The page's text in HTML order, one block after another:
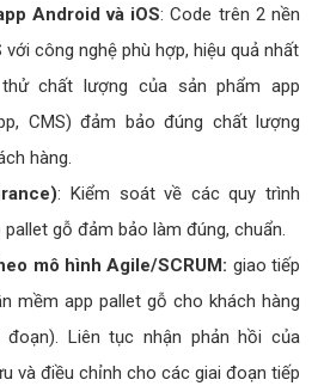
Android và iOS: Code trên 2 nền
với công nghệ phù hợp, hiệu quả nhất
chất lượng của sản phẩm app
CMS) đảm bảo đúng chất lượng
hàng.
: Kiểm soát về các quy trình
gỗ đảm bảo làm đúng, chuẩn.
mô hình Agile/SCRUM: giao tiếp
mềm app pallet gỗ cho khách hàng
Liên tục nhận phản hồi của
và điều chỉnh cho các giai đoạn tiếp